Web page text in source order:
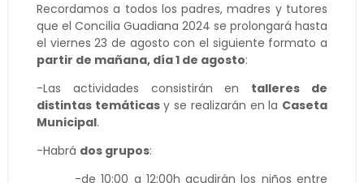
Recordamos a todos los padres, madres y tutores
que el Concilia Guadiana 2024 se prolongará hasta
el viernes 23 de agosto con el siguiente formato a
partir de mañana, día 1 de agosto:
-Las actividades consistirán en talleres de
distintas temáticasy se realizarán en la Caseta
Municipal.
-Habrá dos grupos:
-de 10:00 a 12:00h acudirán los niños entre